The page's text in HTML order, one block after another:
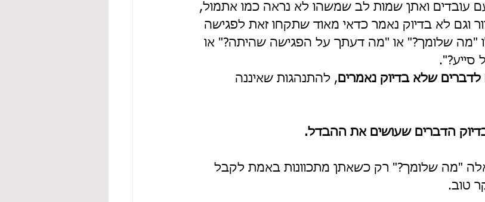
עובדים ואתן שמות לב שמשהו לא נראה כמו אתמול,
וגם לא בדיוק נאמר כדאי מאוד שתקחו זאת לפגישה
ותשאלו "מה שלומך?" או "מה דעתך על הפגישה שהיתה?" או
סייע?".
שלא בדיוק נאמרים, להתנהגות שאיננה
הדברים שעושים את ההבדל.
"מה שלומך?" רק כשאתן מתכוונות באמת לקבל
טוב.